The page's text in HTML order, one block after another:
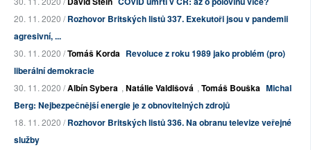
20. 11. 2020 /Rozhovor Britských listů 337. Exekutoři jsou v pandemii
agresivní, ...
30. 11. 2020 /Tomáš Korda Revoluce z roku 1989 jako problém (pro)
liberální demokracie
30. 11. 2020 /Albín Sybera , Natálie Valdišová , Tomáš Bouška Michal
Berg: Nejbezpečnější energie je z obnovitelných zdrojů
18. 11. 2020 /Rozhovor Britských listů 336. Na obranu televize veřejné
služby